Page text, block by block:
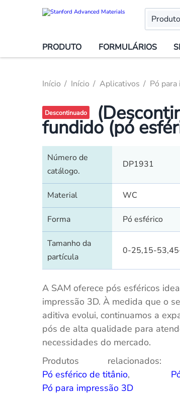
PRODUTO FORMULÁRIOS
Início Início Aplicativos Pó
Descontinuado
fundido (pó
Número de
catálogo.
DP1931
Material WC
Forma Pó esférico
Tamanho da
partícula
0-25,15-
A SAM oferece pós esféricos
impressão 3D. À medida que o
aditiva evolui, continuamos a
pós de alta qualidade para
necessidades do mercado.
Produtos
Pó esférico de titânio,
Pó para impressão 3D